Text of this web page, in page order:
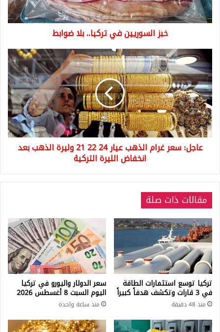
خبز السوريين في تركيا.. بلا ضوابط
عاجل:
سعر
غرام
الذهب
عيار
24
22
21
وليرة
الذهب
الليرة
عاجل: سعر غرام الذهب عيار 24 22 21 وليرة الذهب بعد
انخفاض الليرة التركية
مقالات ذات صلة
تركيا توسع استثمارات الطاقة
في 3 قارات وتكشف هدفاً كبيراً
منذ 48 دقيقة
سعر الدولار واليورو في تركيا
اليوم السبت 8 أغسطس 2026
منذ ساعة واحدة